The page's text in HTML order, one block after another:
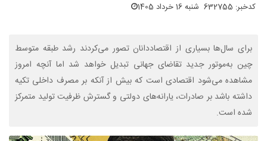
کدخبر: 632755 شنبه 16 خرداد 1405
برای سال‌ها بسیاری از اقتصاددانان تصور می‌کردند رشد طبقه متوسط
چین به‌موتور جدید تقاضای جهانی تبدیل خواهد شد اما آنچه امروز
مشاهده می‌شود اقتصادی است که بیش از آنکه بر مصرف داخلی تکیه
داشته باشد بر صادرات، یارانه‌های دولتی و گسترش ظرفیت تولید متمرکز
شده است.